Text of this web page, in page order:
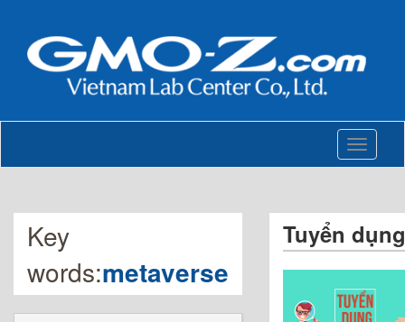
Toggle
Key
words:metaverse
Tuyển dụng